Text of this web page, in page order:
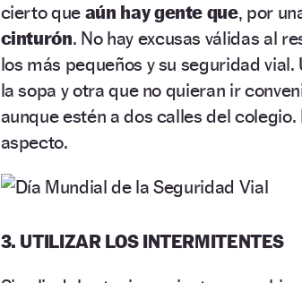
cierto que aún hay gente que, por
cinturón. No hay excusas válidas al
los más pequeños y su seguridad
la sopa y otra que no quieran ir
aunque estén a dos calles del
aspecto.
3. UTILIZAR LOS INTERMITENTES